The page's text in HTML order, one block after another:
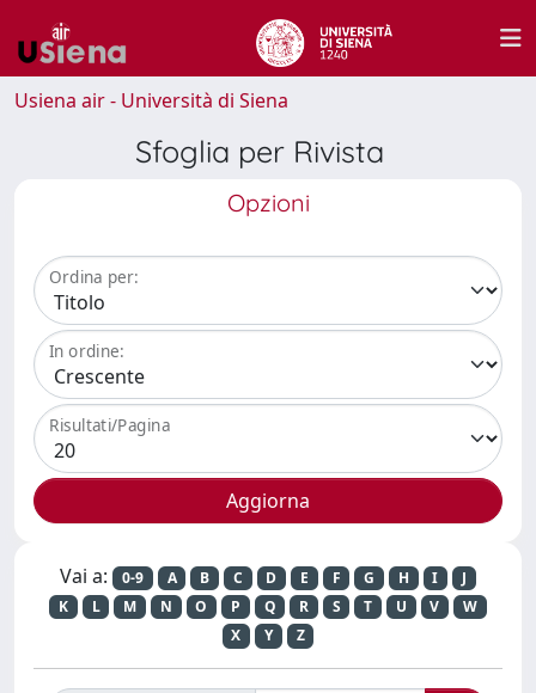
Usiena air - Università di Siena
Sfoglia per Rivista
Opzioni
Ordina per:
In ordine:
Risultati/Pagina
Vai a: 0-9 A B C D E F G H I
J
K
L M N O P Q R S T U V
W
X
Y Z